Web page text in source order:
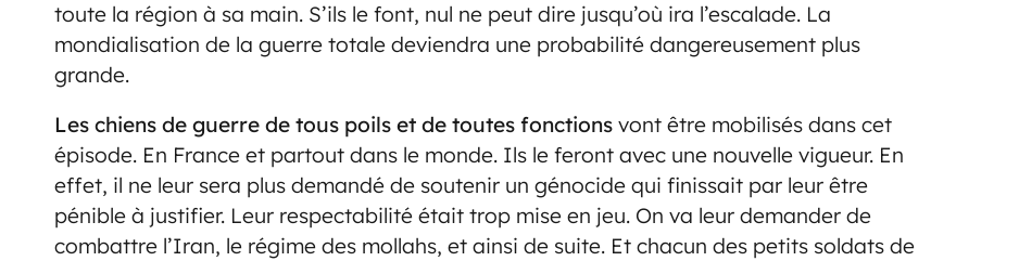
toute la région à sa main. S’ils le font, nul ne peut dire jusqu’où ira l’escalade. La
mondialisation de la guerre totale deviendra une probabilité dangereusement plus
grande.
Les chiens de guerre de tous poils et de toutes fonctions vont être mobilisés dans cet
épisode. En France et partout dans le monde. Ils le feront avec une nouvelle vigueur. En
effet, il ne leur sera plus demandé de soutenir un génocide qui finissait par leur être
pénible à justifier. Leur respectabilité était trop mise en jeu. On va leur demander de
combattre l’Iran, le régime des mollahs, et ainsi de suite. Et chacun des petits soldats de